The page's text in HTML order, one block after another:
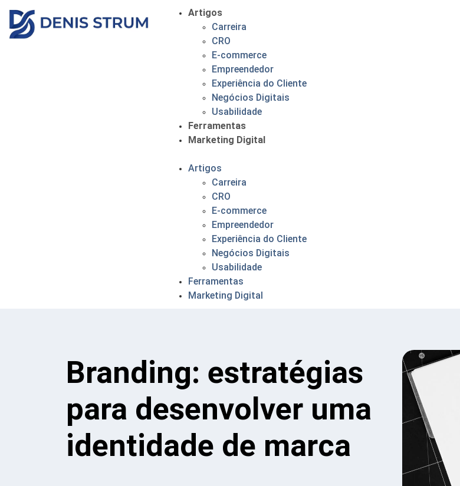
Artigos
Carreira
CRO
E-commerce
Empreendedor
Experiência do Cliente
Negócios Digitais
Usabilidade
Ferramentas
Marketing Digital
Artigos
Carreira
CRO
E-commerce
Empreendedor
Experiência do Cliente
Negócios Digitais
Usabilidade
Ferramentas
Marketing Digital
Branding: estratégias
para desenvolver uma
identidade de marca